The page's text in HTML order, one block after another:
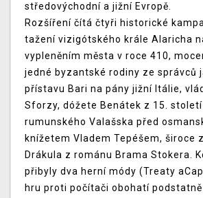
středovýchodní a jižní Evropě.
Rozšíření čítá čtyři historické
tažení vizigótského krále Alaricha
vypleněním města v roce 410,
jedné byzantské rodiny ze správců
přístavu Bari na pány jižní Itálie,
Sforzy, dóžete Benátek z 15. století
rumunského Valašska před
knížetem Vladem Tepéšem, široce
Drákula z románu Brama Stokera.
přibyly dva herní módy (Treaty
hru proti počítači obohatí